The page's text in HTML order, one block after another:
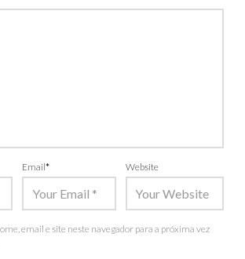
Email* Website
email e site neste navegador para a próxima vez